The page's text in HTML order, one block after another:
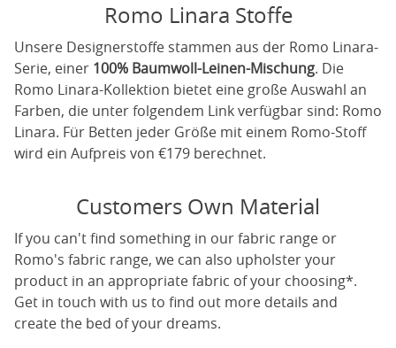
Romo Linara Stoffe
Unsere Designerstoffe stammen aus der Romo Linara-
Serie, einer 100% Baumwoll-Leinen-Mischung. Die
Romo Linara-Kollektion bietet eine große Auswahl an
Farben, die unter folgendem Link verfügbar sind: Romo
Linara. Für Betten jeder Größe mit einem Romo-Stoff
wird ein Aufpreis von €179 berechnet.
Customers Own Material
If you can't find something in our fabric range or
Romo's fabric range, we can also upholster your
product in an appropriate fabric of your choosing*.
Get in touch with us to find out more details and
create the bed of your dreams.